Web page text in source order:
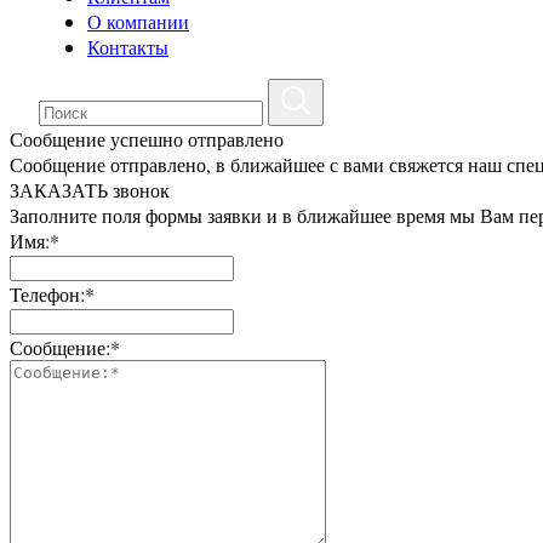
О компании
Контакты
Сообщение успешно отправлено
Сообщение отправлено, в ближайшее с вами свяжется наш
ЗАКАЗАТЬ звонок
Заполните поля формы заявки и в ближайшее время мы Вам
Имя:*
Телефон:*
Сообщение:*